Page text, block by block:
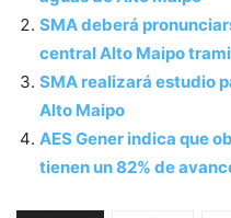
SMA deberá
central Alto Maipo
SMA realizará estudio
Alto Maipo
AES Gener indica que
tienen un 82% de